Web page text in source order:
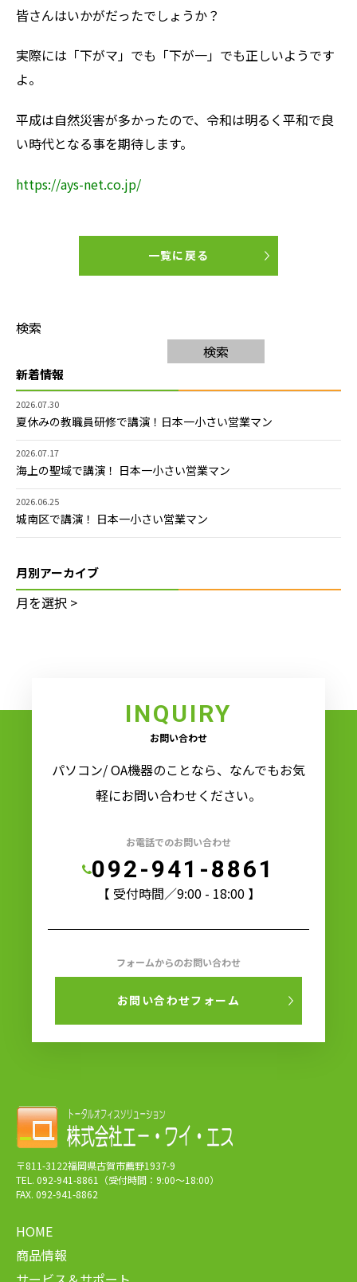
皆さんはいかがだったでしょうか？
実際には「下がマ」でも「下が一」でも正しいようです
よ。
平成は自然災害が多かったので、令和は明るく平和で良
い時代となる事を期待します。
https://ays-net.co.jp/
一覧に戻る
検索
検索
新着情報
2026.07.30
夏休みの教職員研修で講演！日本一小さい営業マン
2026.07.17
海上の聖域で講演！ 日本一小さい営業マン
2026.06.25
城南区で講演！ 日本一小さい営業マン
月別アーカイブ
INQUIRY
お問い合わせ
パソコン/ OA機器のことなら、なんでもお気
軽にお問い合わせください。
お電話でのお問い合わせ
092-941-8861
【 受付時間／9:00 - 18:00 】
フォームからのお問い合わせ
お問い合わせフォーム
〒811-3122福岡県古賀市薦野1937-9
TEL. 092-941-8861（受付時間：9:00～18:00）
FAX. 092-941-8862
HOME
商品情報